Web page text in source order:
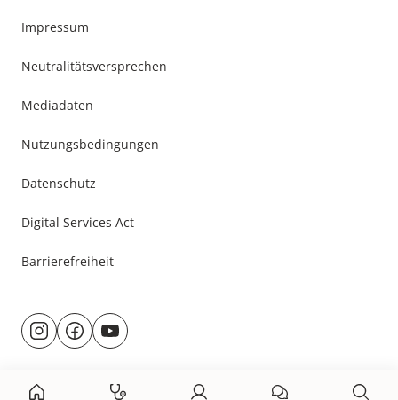
Impressum
Neutralitätsversprechen
Mediadaten
Nutzungsbedingungen
Datenschutz
Digital Services Act
Barrierefreiheit
Besuche
uns@rund.ums.baby
facebook.com/rundumsbaby.de
youtube.com/@rundumsbaby_